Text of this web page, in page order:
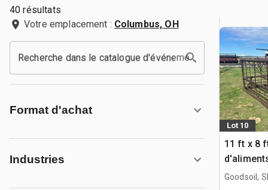
40 résultats
Votre emplacement : Columbus, OH
Recherche dans le catalogue d'événements
Format d'achat
Industries
Lot 10
11 ft x 8
Goodsoil,